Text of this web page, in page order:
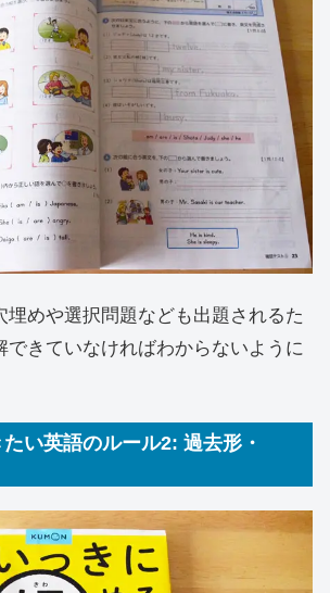
埋めや選択問題なども出題されるた
できていなければわからないように
い英語のルール2: 過去形・